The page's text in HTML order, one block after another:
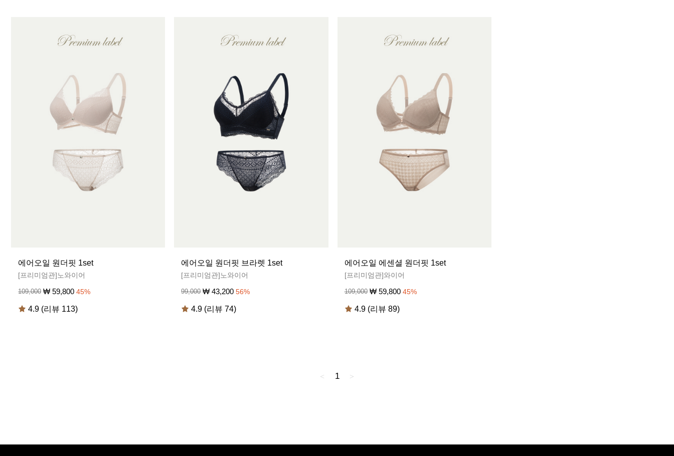
에어오일 원더핏 1set
[프리미엄관]노와이어
109,000 ₩ 59,800 45%
4.9 (리뷰 113)
에어오일 원더핏 브라렛 1set
[프리미엄관]노와이어
99,000 ₩43,200 56%
4.9 (리뷰 74)
에어오일 에센셜 원더핏 1set
[프리미엄관]와이어
109,000 ₩ 59,800 45%
4.9 (리뷰 89)
1